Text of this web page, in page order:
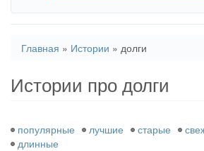
Вы
Главная » Истории » долги
Истории про долги
популярные лучшие старые
длинные